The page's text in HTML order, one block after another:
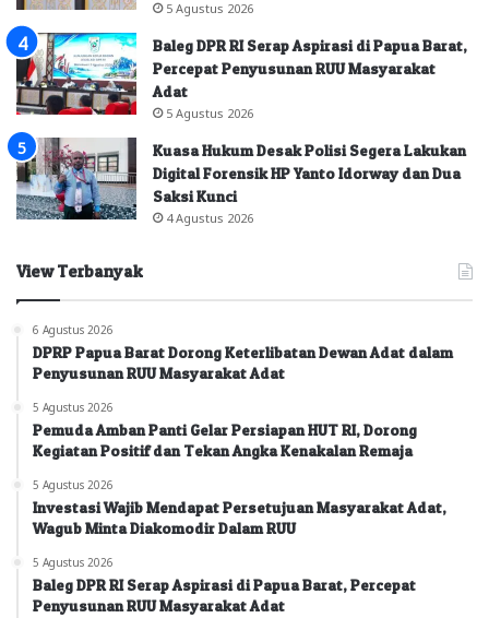
5 Agustus 2026
Baleg DPR RI Serap Aspirasi di Papua Barat,
Percepat Penyusunan RUU Masyarakat
Adat
5 Agustus 2026
Kuasa Hukum Desak Polisi Segera Lakukan
Digital Forensik HP Yanto Idorway dan Dua
Saksi Kunci
4 Agustus 2026
View Terbanyak
6 Agustus 2026
DPRP Papua Barat Dorong Keterlibatan Dewan Adat dalam
Penyusunan RUU Masyarakat Adat
5 Agustus 2026
Pemuda Amban Panti Gelar Persiapan HUT RI, Dorong
Kegiatan Positif dan Tekan Angka Kenakalan Remaja
5 Agustus 2026
Investasi Wajib Mendapat Persetujuan Masyarakat Adat,
Wagub Minta Diakomodir Dalam RUU
5 Agustus 2026
Baleg DPR RI Serap Aspirasi di Papua Barat, Percepat
Penyusunan RUU Masyarakat Adat